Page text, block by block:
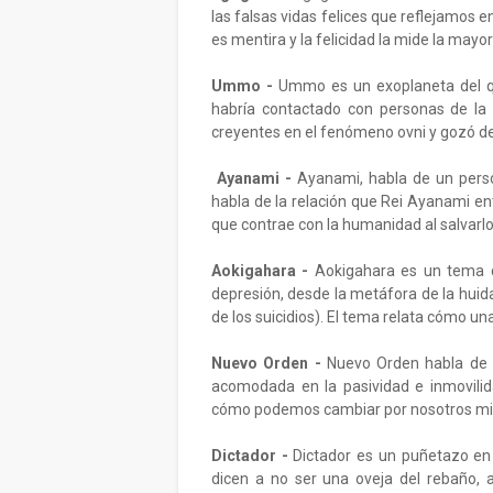
las falsas vidas felices que reflejamos
es mentira y la felicidad la mide la
Ummo - Ummo es un exoplaneta del
habría contactado con personas de
creyentes en el fenómeno ovni y gozó
Ayanami - Ayanami, habla de un
habla de la relación que Rei Ayanami
que contrae con la humanidad al
Aokigahara - Aokigahara es un
depresión, desde la metáfora de la
de los suicidios). El tema relata cómo
Nuevo Orden - Nuevo Orden habla
acomodada en la pasividad e
cómo podemos cambiar por nosotros
Dictador - Dictador es un puñetazo
dicen a no ser una oveja del rebaño,